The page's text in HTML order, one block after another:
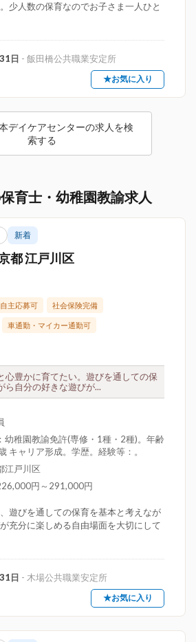
少人数の保育なのでお子さま一人ひと
日 - 飯田橋公共職業安定所
★お気に入り
デイケアセンターの求人を検
索する
育士・幼稚園教諭求人
新着
都 江戸川区
主応募可 社会保険完備
車通勤・マイカー通勤可
心豊かに育てたい。遊びを通しての保
ら自分の好きな遊びが...
幼稚園教諭免許(専修・1種・2種)。年齢
キャリア形成。学歴。経験等：。
江戸川区
円～291,000円
遊びを通しての保育を基本と考えなが
充分に楽しめる自由場面を大切にして
日 - 木場公共職業安定所
★お気に入り